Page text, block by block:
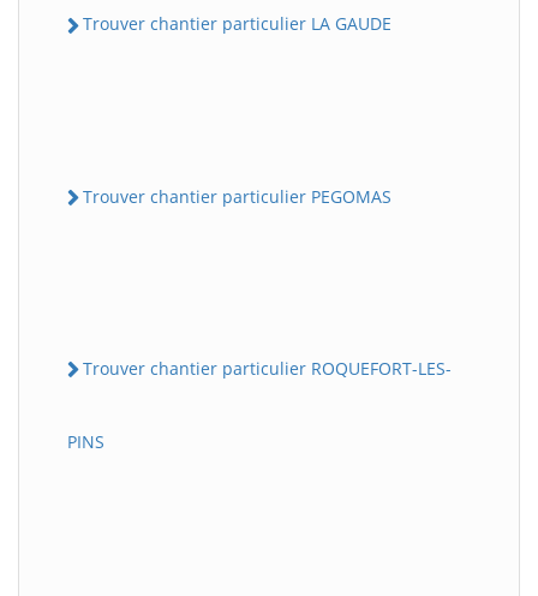
Trouver chantier particulier LA GAUDE
Trouver chantier particulier PEGOMAS
Trouver chantier particulier ROQUEFORT-LES-
PINS